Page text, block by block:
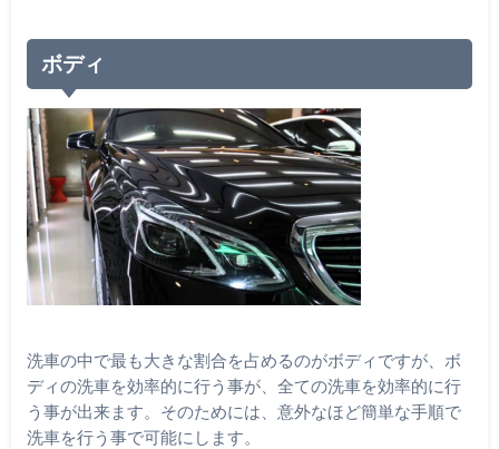
ボディ
洗車の中で最も大きな割合を占めるのがボディですが、ボ
ディの洗車を効率的に行う事が、全ての洗車を効率的に行
う事が出来ます。そのためには、意外なほど簡単な手順で
洗車を行う事で可能にします。